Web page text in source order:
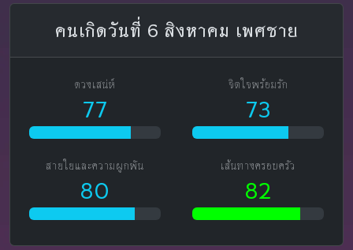
คนเกิดวันที่ 6 สิงหาคม เพศชาย
ดวงเสน่ห์
77
จิตใจพร้อมรัก
73
สายใยและความผูกพัน
80
เส้นทางครอบครัว
82